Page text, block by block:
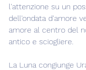
l'attenzione su un
dell'ondata d'amore
amore al centro del
antico e sciogliere.
La Luna congiunge